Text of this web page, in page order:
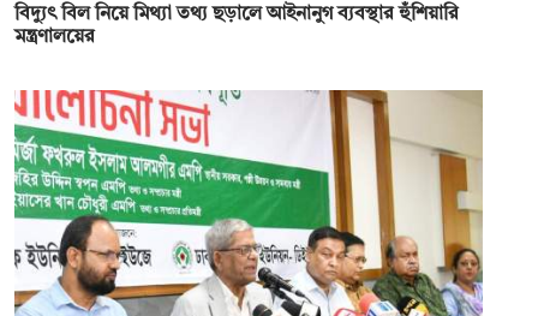
বিদ্যুৎ বিল নিয়ে মিথ্যা তথ্য ছড়ালে আইনানুগ ব্যবস্থার হুঁশিয়ারি
মন্ত্রণালয়ের